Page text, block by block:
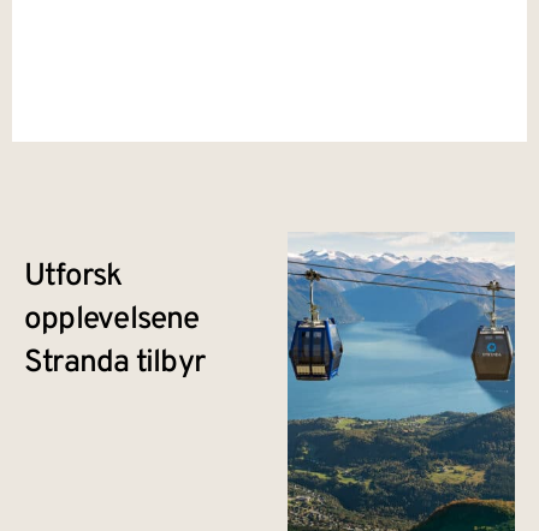
Utforsk
opplevelsene
Stranda tilbyr